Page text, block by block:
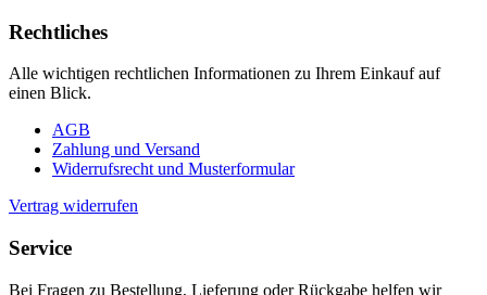
Rechtliches
Alle wichtigen rechtlichen Informationen zu Ihrem Einkauf auf
einen Blick.
AGB
Zahlung und Versand
Widerrufsrecht und Musterformular
Vertrag widerrufen
Service
Bei Fragen zu Bestellung, Lieferung oder Rückgabe helfen wir